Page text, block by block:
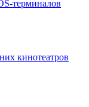
терминалов
кинотеатров